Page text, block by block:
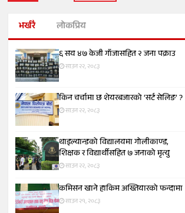
भर्खरै लोकप्रिय
६ सय ४७ केजी गाँजासहित २ जना पक्राउ
साउन २२, २०८३
किन चर्चामा छ शेयरबजारको ‘सर्ट सेलिङ’ ?
साउन २२, २०८३
थाइल्यान्डको विद्यालयमा गोलीकाण्ड,
शिक्षक र विद्यार्थीसहित ७ जनाको मृत्यु
साउन २२, २०८३
कमिसन खाने हाकिम अख्तियारको फन्दामा
साउन २१, २०८३